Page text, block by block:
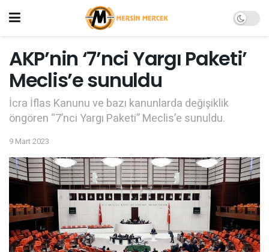
AKP’nin ‘7’nci Yargı Paketi’
Meclis’e sunuldu
İcra İflas Kanunu ve bazı kanunlarda değişiklik
öngören “7’nci Yargı Paketi” Meclis’e sunuldu.
9 Mart 2023